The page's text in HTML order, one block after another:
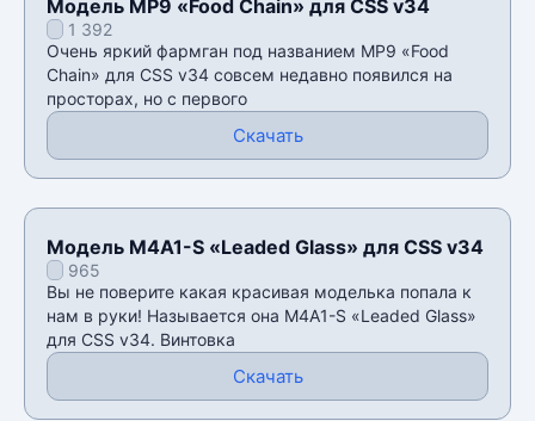
Модель MP9 «Food Chain» для CSS v34
1 392
Очень яркий фармган под названием MP9 «Food
Chain» для CSS v34 совсем недавно появился на
просторах, но с первого
Скачать
Модель M4A1-S «Leaded Glass» для CSS v34
965
Вы не поверите какая красивая моделька попала к
нам в руки! Называется она M4A1-S «Leaded Glass»
для CSS v34. Винтовка
Скачать